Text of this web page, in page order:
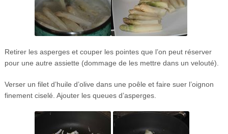
Retirer les asperges et couper les pointes que l’on peut réserver
pour une autre assiette (dommage de les mettre dans un velouté).
Verser un filet d’huile d’olive dans une poêle et faire suer l’oignon
finement ciselé. Ajouter les queues d’asperges.